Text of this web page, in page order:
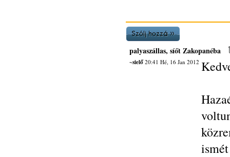
palyaszállas, síőt Zakopanéba
~sielő20:41 Hé, 16 Jan 2012